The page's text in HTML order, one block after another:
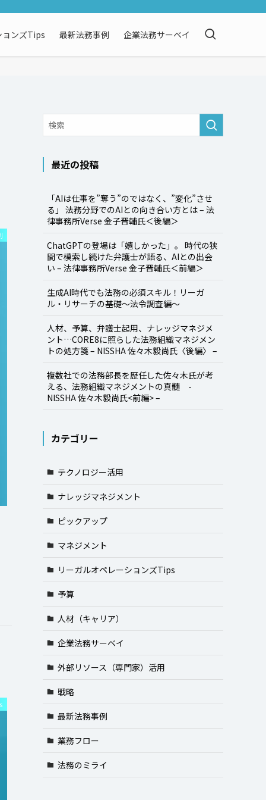
ョンズTips 最新法務事例 企業法務サーベイ
最近の投稿
「AIは仕事を”奪う”のではなく、”変化”させ
る」 法務分野でのAIとの向き合い方とは – 法
律事務所Verse 金子晋輔氏＜後編＞
ChatGPTの登場は「嬉しかった」。 時代の狭
間で模索し続けた弁護士が語る、AIとの出会
い – 法律事務所Verse 金子晋輔氏＜前編＞
生成AI時代でも法務の必須スキル！リーガ
ル・リサーチの基礎～法令調査編～
人材、予算、弁護士起用、ナレッジマネジメ
ント…CORE8に照らした法務組織マネジメン
トの処方箋 – NISSHA 佐々木毅尚氏〈後編〉 –
複数社での法務部長を歴任した佐々木氏が考
える、法務組織マネジメントの真髄 -
NISSHA 佐々木毅尚氏<前編> –
カテゴリー
テクノロジー活用
ナレッジマネジメント
ピックアップ
マネジメント
リーガルオペレーションズTips
予算
人材（キャリア）
企業法務サーベイ
外部リソース（専門家）活用
戦略
最新法務事例
業務フロー
法務のミライ